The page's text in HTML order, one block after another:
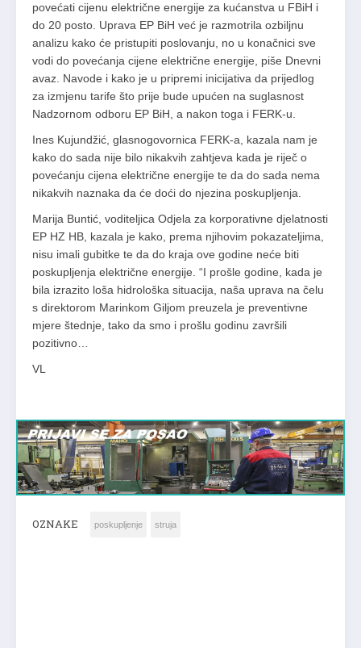
povećati cijenu električne energije za kućanstva u FBiH i
do 20 posto. Uprava EP BiH već je razmotrila ozbiljnu
analizu kako će pristupiti poslovanju, no u konačnici sve
vodi do povećanja cijene električne energije, piše Dnevni
avaz. Navode i kako je u pripremi inicijativa da prijedlog
za izmjenu tarife što prije bude upućen na suglasnost
Nadzornom odboru EP BiH, a nakon toga i FERK-u.
Ines Kujundžić, glasnogovornica FERK-a, kazala nam je
kako do sada nije bilo nikakvih zahtjeva kada je riječ o
povećanju cijena električne energije te da do sada nema
nikakvih naznaka da će doći do njezina poskupljenja.
Marija Buntić, voditeljica Odjela za korporativne djelatnosti
EP HZ HB, kazala je kako, prema njihovim pokazateljima,
nisu imali gubitke te da do kraja ove godine neće biti
poskupljenja električne energije. “I prošle godine, kada je
bila izrazito loša hidrološka situacija, naša uprava na čelu
s direktorom Marinkom Giljom preuzela je preventivne
mjere štednje, tako da smo i prošlu godinu završili
pozitivno…
VL
OZNAKE poskupljenje struja